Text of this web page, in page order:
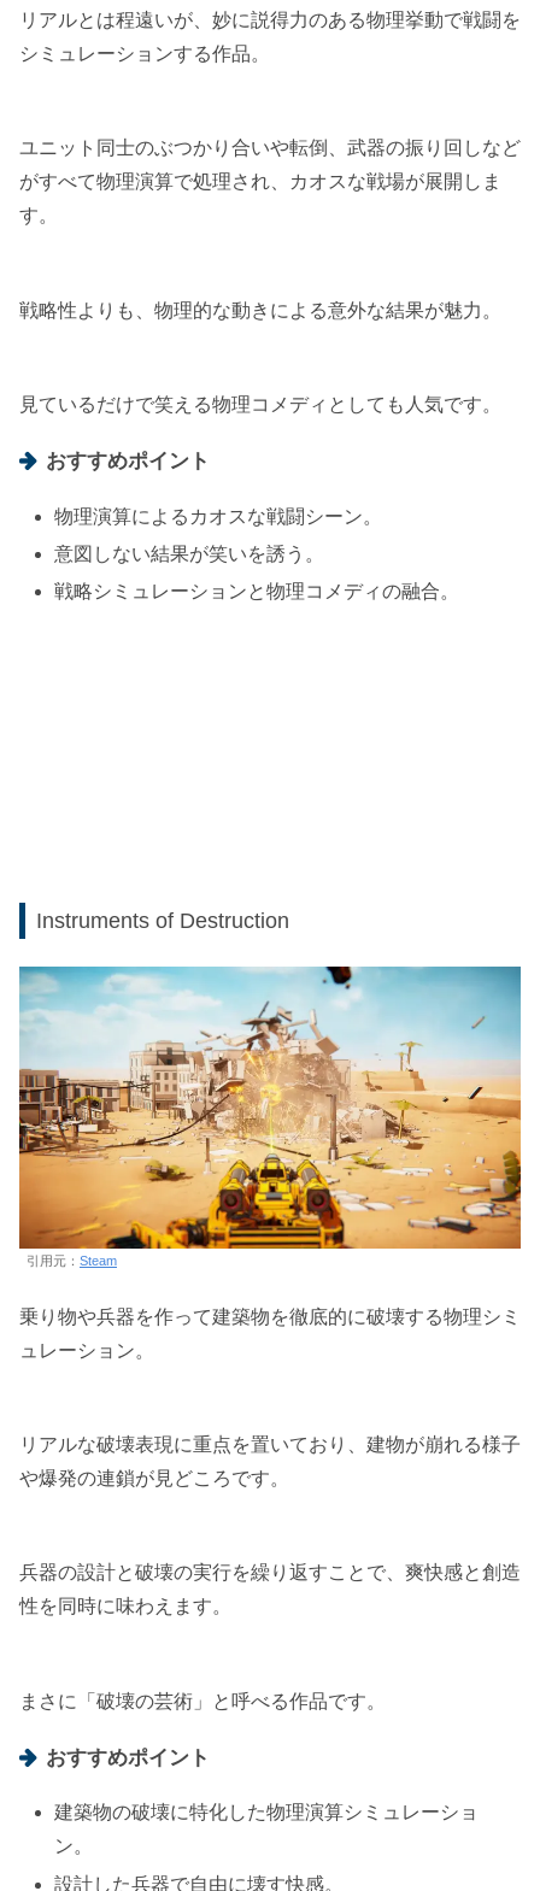
リアルとは程遠いが、妙に説得力のある物理挙動で戦闘を
シミュレーションする作品。
ユニット同士のぶつかり合いや転倒、武器の振り回しなど
がすべて物理演算で処理され、カオスな戦場が展開しま
す。
戦略性よりも、物理的な動きによる意外な結果が魅力。
見ているだけで笑える物理コメディとしても人気です。
おすすめポイント
物理演算によるカオスな戦闘シーン。
意図しない結果が笑いを誘う。
戦略シミュレーションと物理コメディの融合。
Instruments of Destruction
引用元： Steam
乗り物や兵器を作って建築物を徹底的に破壊する物理シミ
ュレーション。
リアルな破壊表現に重点を置いており、建物が崩れる様子
や爆発の連鎖が見どころです。
兵器の設計と破壊の実行を繰り返すことで、爽快感と創造
性を同時に味わえます。
まさに「破壊の芸術」と呼べる作品です。
おすすめポイント
建築物の破壊に特化した物理演算シミュレーショ
ン。
設計した兵器で自由に壊す快感。